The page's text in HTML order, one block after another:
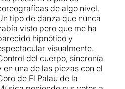
de algo nivel.
tipo de danza que nunca
visto pero que me ha
hipnótico y
visualmente.
del cuerpo, sincronía
en una de las piezas con el
de El Palau de la